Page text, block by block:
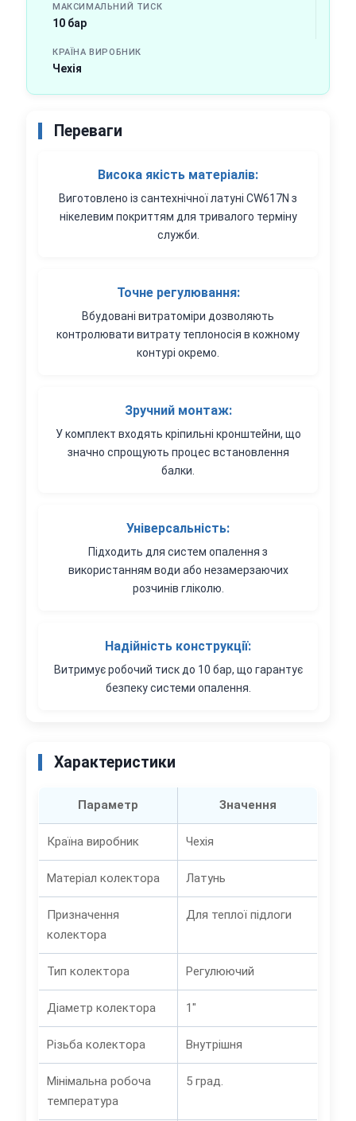
МАКСИМАЛЬНИЙ ТИСК
10 бар
КРАЇНА ВИРОБНИК
Чехія
Переваги
Висока якість матеріалів:
Виготовлено із сантехнічної латуні CW617N з
нікелевим покриттям для тривалого терміну
служби.
Точне регулювання:
Вбудовані витратоміри дозволяють
контролювати витрату теплоносія в кожному
контурі окремо.
Зручний монтаж:
У комплект входять кріпильні кронштейни, що
значно спрощують процес встановлення
балки.
Універсальність:
Підходить для систем опалення з
використанням води або незамерзаючих
розчинів гліколю.
Надійність конструкції:
Витримує робочий тиск до 10 бар, що гарантує
безпеку системи опалення.
Характеристики
Параметр Значення
Країна виробник Чехія
Матеріал колектора Латунь
Призначення
колектора
Для теплої підлоги
Тип колектора Регулюючий
Діаметр колектора 1"
Різьба колектора Внутрішня
Мінімальна робоча
температура
5 град.